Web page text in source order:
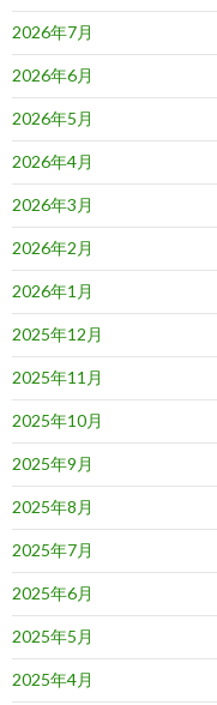
シ
ョ
ン
2026年7月
2026年6月
2026年5月
2026年4月
2026年3月
2026年2月
2026年1月
2025年12月
2025年11月
2025年10月
2025年9月
2025年8月
2025年7月
2025年6月
2025年5月
2025年4月